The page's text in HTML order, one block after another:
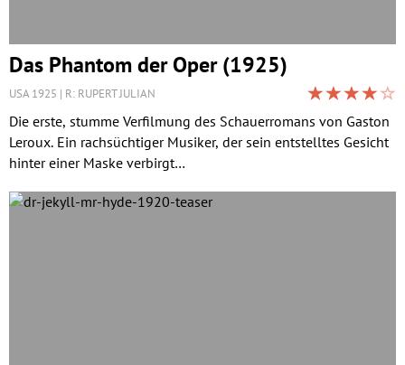
Das Phantom der Oper (1925)
USA 1925 R: RUPERT JULIAN
Die erste, stumme Verfilmung des Schauerromans von Gaston
Leroux. Ein rachsüchtiger Musiker, der sein entstelltes Gesicht
hinter einer Maske verbirgt…